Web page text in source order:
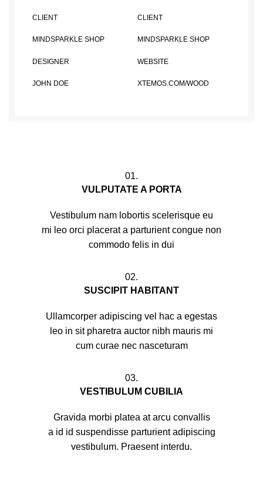
CLIENT
MINDSPARKLE SHOP
CLIENT
MINDSPARKLE SHOP
DESIGNER
JOHN DOE
WEBSITE
XTEMOS.COM/WOOD
01.
VULPUTATE A PORTA
Vestibulum nam lobortis scelerisque eu
mi leo orci placerat a parturient congue non
commodo felis in dui
02.
SUSCIPIT HABITANT
Ullamcorper adipiscing vel hac a egestas
leo in sit pharetra auctor nibh mauris mi
cum curae nec nasceturam
03.
VESTIBULUM CUBILIA
Gravida morbi platea at arcu convallis
a id id suspendisse parturient adipiscing
vestibulum. Praesent interdu.